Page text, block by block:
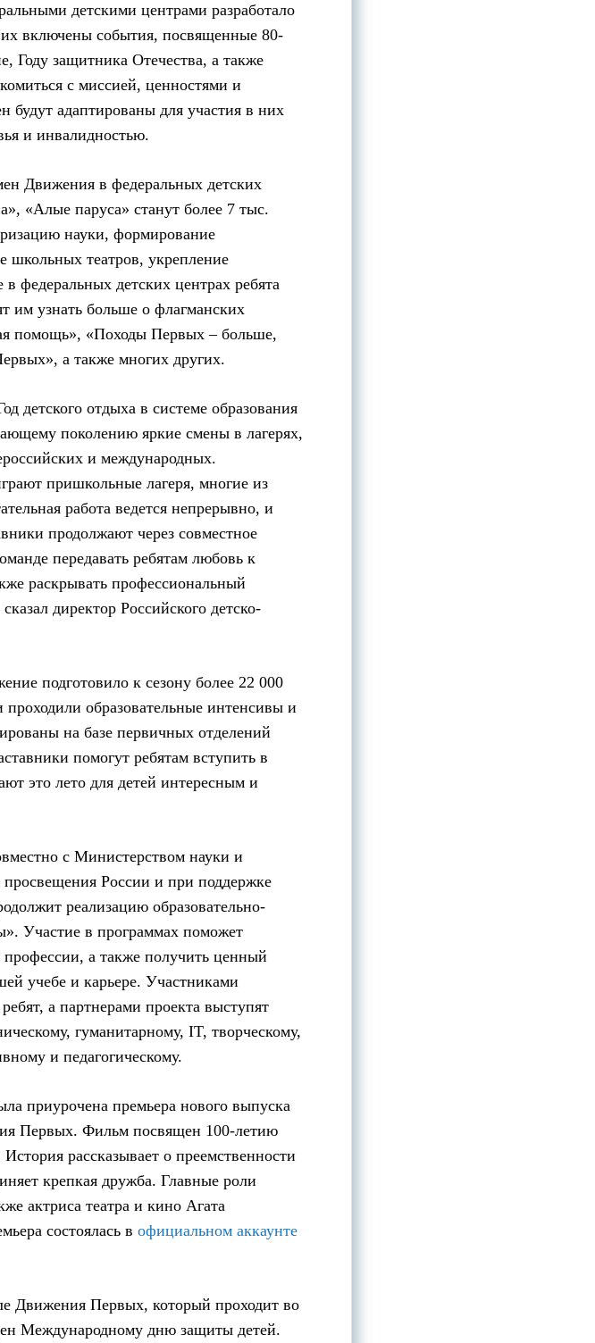
детскими центрами разработало
включены события, посвященные 80-
Году защитника Отечества, а также
с миссией, ценностями и
адаптированы для участия в них
и инвалидностью.
Движения в федеральных детских
«Алые паруса» станут более 7 тыс.
науки, формирование
школьных театров, укрепление
федеральных детских центрах ребята
им узнать больше о флагманских
помощь», «Походы Первых – больше,
а также многих других.
детского отдыха в системе образования
поколению яркие смены в лагерях,
и международных.
пришкольные лагеря, многие из
работа ведется непрерывно, и
продолжают через совместное
передавать ребятам любовь к
раскрывать профессиональный
директор Российского детско-
подготовило к сезону более 22 000
образовательные интенсивы и
на базе первичных отделений
помогут ребятам вступить в
это лето для детей интересным и
с Министерством науки и
России и при поддержке
реализацию образовательно-
Участие в программах поможет
а также получить ценный
учебе и карьере. Участниками
а партнерами проекта выступят
гуманитарному, IT, творческому,
и педагогическому.
приурочена премьера нового выпуска
Первых. Фильм посвящен 100-летию
рассказывает о преемственности
крепкая дружба. Главные роли
актриса театра и кино Агата
состоялась в официальном аккаунте
Движения Первых, который проходит во
Международному дню защиты детей.